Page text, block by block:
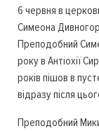
6 червня в
Симеона
Преподобний
року в Антіохії
років пішов в
відразу після
Преподобний